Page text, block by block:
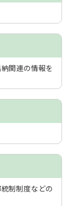
関連の情報を
制制度などの